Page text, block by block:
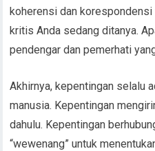
koherensi dan
kritis Anda sedang ditanya.
pendengar dan pemerhati
Akhirnya, kepentingan selalu
manusia. Kepentingan
dahulu. Kepentingan
“wewenang” untuk